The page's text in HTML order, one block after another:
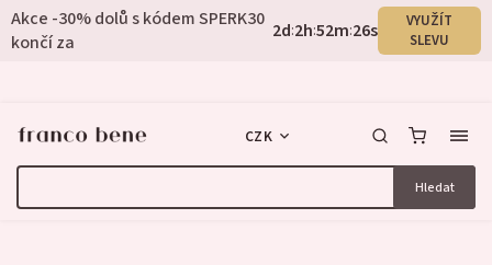
Akce -30% dolů s kódem SPERK30
končí za
2d:2h:52m:26s
VYUŽÍT
SLEVU
Hledat
CZK
2 hodnocení